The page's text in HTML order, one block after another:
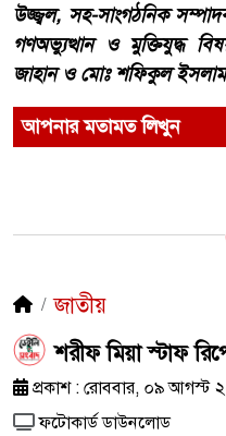
উজ্জ্বল, সহ-সাংগঠনিক
গণঅভ্যুত্থান ও মুক্তিযুদ্ধ
জাহান ও মোঃ শফিকুল
আপনার মতামত লিখুন
জাতীয়
শরীফ মিয়া স্টাফ
প্রকাশ : রোববার, ০৯ আগস্ট
ফটোকার্ড ডাউনলোড